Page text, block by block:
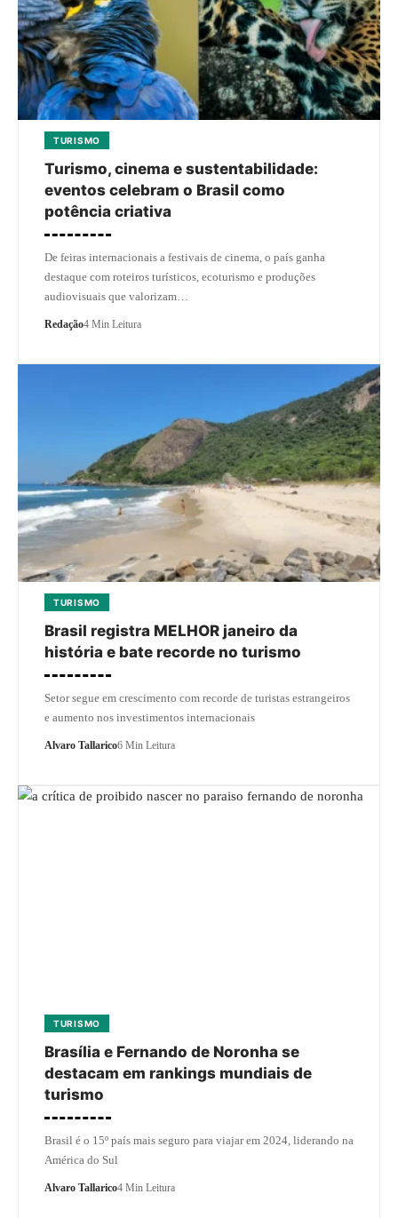
TURISMO
Turismo, cinema e sustentabilidade:
eventos celebram o Brasil como
potência criativa
De feiras internacionais a festivais de cinema, o país ganha
destaque com roteiros turísticos, ecoturismo e produções
audiovisuais que valorizam…
Redação4 Min Leitura
TURISMO
Brasil registra MELHOR janeiro da
história e bate recorde no turismo
Setor segue em crescimento com recorde de turistas estrangeiros
e aumento nos investimentos internacionais
Alvaro Tallarico6 Min Leitura
TURISMO
Brasília e Fernando de Noronha se
destacam em rankings mundiais de
turismo
Brasil é o 15º país mais seguro para viajar em 2024, liderando na
América do Sul
Alvaro Tallarico4 Min Leitura